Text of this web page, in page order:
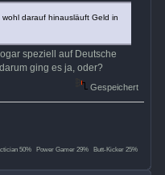
darauf hinausläuft Geld in
speziell auf Deutsche
ging es ja, oder?
Gespeichert
50% Power Gamer 29% Butt-Kicker 25%